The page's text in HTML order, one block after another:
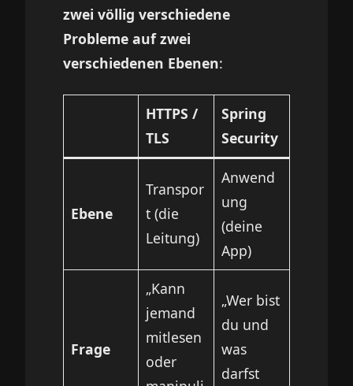
zwei völlig verschiedene
Probleme auf zwei
verschiedenen Ebenen:
HTTPS /
TLS
Spring
Security
Ebene
Transpor
t (die
Leitung)
Anwend
ung
(deine
App)
Frage
„Kann
jemand
mitlesen
oder
„Wer bist
du und
was
darfst